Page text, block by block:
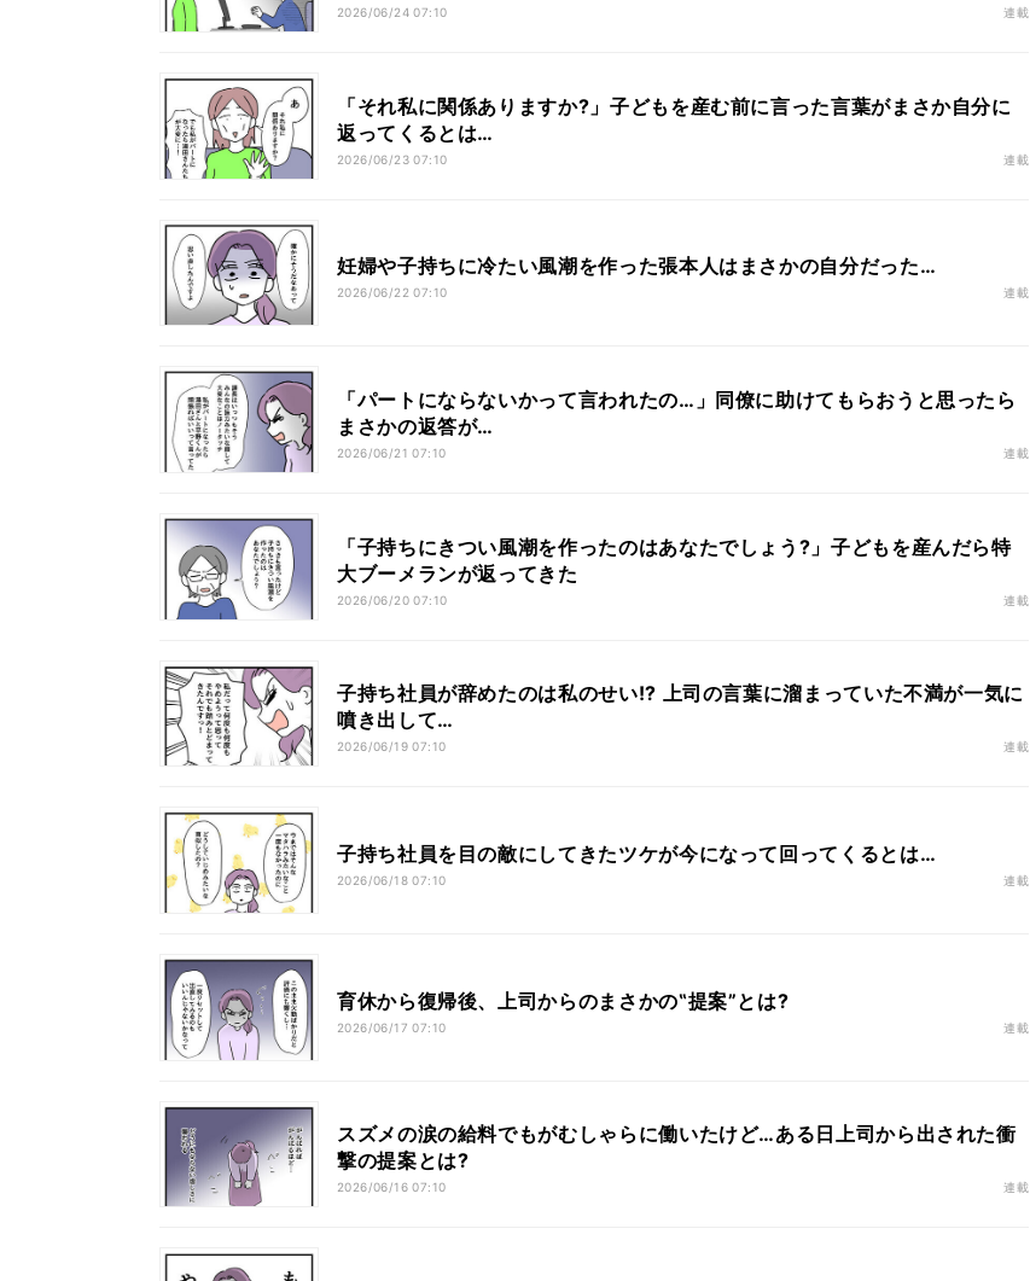
2026/06/24 07:10 連載
「それ私に関係ありますか?」子どもを産む前に言った言葉がまさか自分に
返ってくるとは…
2026/06/23 07:10 連載
妊婦や子持ちに冷たい風潮を作った張本人はまさかの自分だった…
2026/06/22 07:10 連載
「パートにならないかって言われたの…」同僚に助けてもらおうと思ったら
まさかの返答が…
2026/06/21 07:10 連載
「子持ちにきつい風潮を作ったのはあなたでしょう?」子どもを産んだら特
大ブーメランが返ってきた
2026/06/20 07:10 連載
子持ち社員が辞めたのは私のせい!? 上司の言葉に溜まっていた不満が一気に
噴き出して…
2026/06/19 07:10 連載
子持ち社員を目の敵にしてきたツケが今になって回ってくるとは…
2026/06/18 07:10 連載
育休から復帰後、上司からのまさかの‟提案”とは?
2026/06/17 07:10 連載
スズメの涙の給料でもがむしゃらに働いたけど…ある日上司から出された衝
撃の提案とは?
2026/06/16 07:10 連載